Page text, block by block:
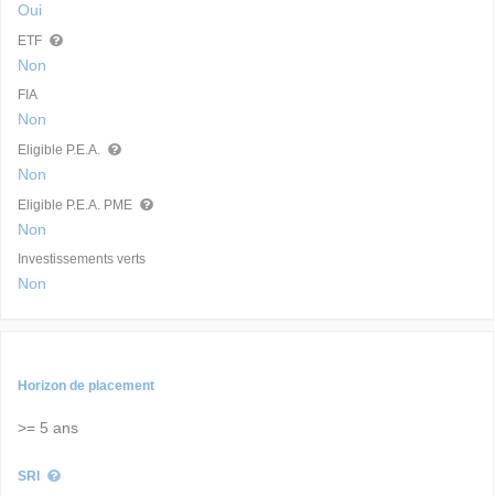
Oui
ETF
Non
FIA
Non
Eligible P.E.A.
Non
Eligible P.E.A. PME
Non
Investissements verts
Non
Horizon de placement
>= 5 ans
SRI